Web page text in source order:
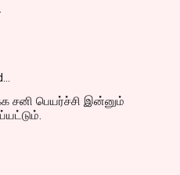
சனி பெயர்ச்சி இன்னும்